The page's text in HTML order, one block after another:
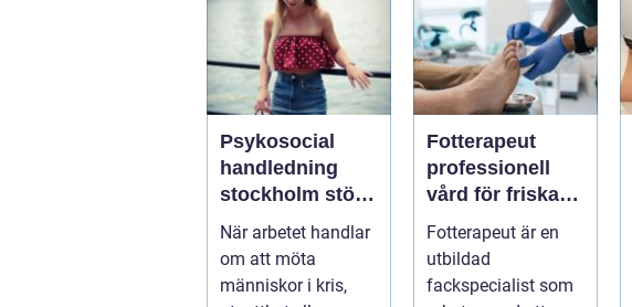
Psykosocial
handledning
stockholm stöd
för hållbart
arbete med
människor
När arbetet handlar
om att möta
människor i kris,
Fotterapeut
professionell
vård för friska
och starkare
fötter
Fotterapeut är en
utbildad
fackspecialist som